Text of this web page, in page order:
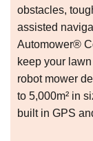
obstacles,
assisted
Automower®
keep your
robot mower
to 5,000m² in
built in GPS